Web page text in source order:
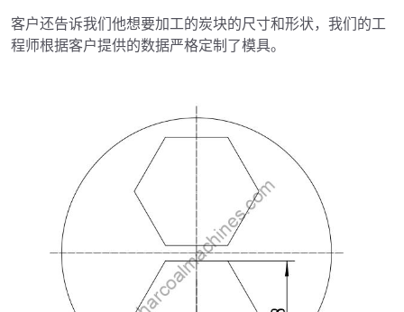
客户还告诉我们他想要加工的炭块的尺寸和形状，我们的工
程师根据客户提供的数据严格定制了模具。